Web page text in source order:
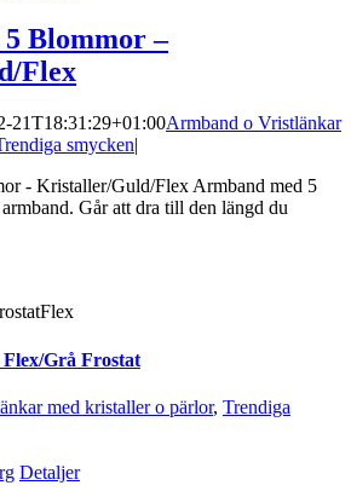
Blommor –
Flex
21T18:31:29+01:00Armband o Vristlänkar
smycken|
- Kristaller/Guld/Flex Armband med 5
Går att dra till den längd du
Grå Frostat
med kristaller o pärlor, Trendiga
Detaljer